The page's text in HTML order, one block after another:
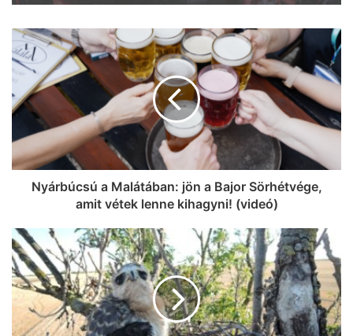
Na, ez mennyire király már: 60 SZIN-
jegyet VIP-re húz fel a Coca-Cola
Szegeden!
Nyárbúcsú a Malátában: jön a Bajor Sörhétvége,
amit vétek lenne kihagyni! (videó)